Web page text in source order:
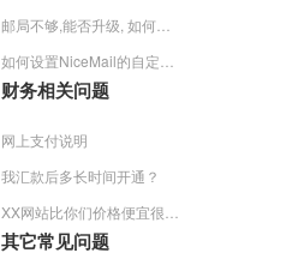
财务相关问题
网上支付说明
我汇款后多长时间开通？
其它常见问题